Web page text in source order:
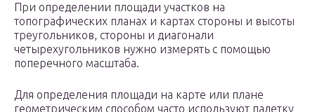
При определении площади участков на
топографических планах и картах стороны и высоты
треугольников, стороны и диагонали
четырехугольников нужно измерять с помощью
поперечного масштаба.
Для определения площади на карте или плане
геометрическим способом часто используют палетку